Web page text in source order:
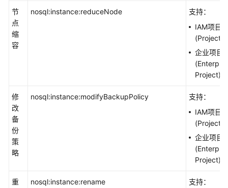
节
点
缩
容
nosql:instance:reduceNode
支持：
IAM项目
(Project)
企业项目
Project)
修
改
备
份
策
略
nosql:instance:modifyBackupPolicy
支持：
IAM项目
(Project)
企业项目
Project)
重
nosql:instance:rename
支持：